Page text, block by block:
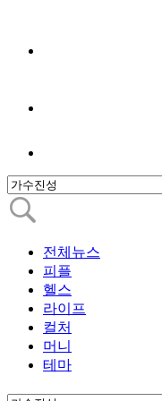
전체뉴스
피플
헬스
라이프
컬처
머니
테마